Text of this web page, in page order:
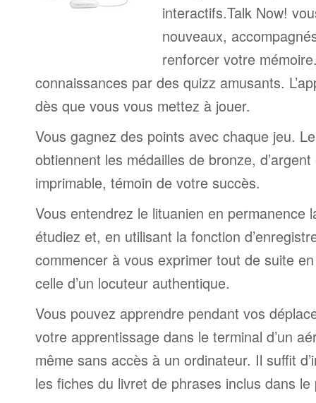
interactifs.Talk Now!
nouveaux,
renforcer votre
connaissances par des quizz amusants.
dès que vous vous mettez à jouer.
Vous gagnez des points avec chaque jeu.
obtiennent les médailles de bronze,
imprimable, témoin de votre succès.
Vous entendrez le lituanien en permanence
étudiez et, en utilisant la fonction
commencer à vous exprimer tout de suite
celle d’un locuteur authentique.
Vous pouvez apprendre pendant vos
votre apprentissage dans le terminal d’un
même sans accès à un ordinateur. Il suffit
les fiches du livret de phrases inclus dans le